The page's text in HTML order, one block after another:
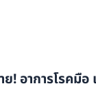
อาการโรคมือ